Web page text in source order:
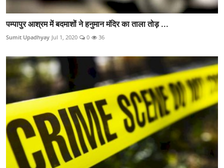
पम्पापुर आश्रम में बदमाशों ने हनुमान मंदिर का ताला तोड़ ...
Sumit Upadhyay Jul 1, 2020 0 36